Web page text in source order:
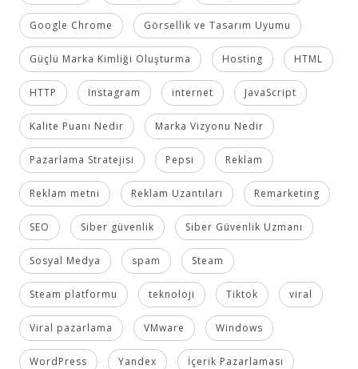
Google Chrome Görsellik ve Tasarım Uyumu
Güçlü Marka Kimliği Oluşturma Hosting HTML
HTTP Instagram internet JavaScript
Kalite Puanı Nedir Marka Vizyonu Nedir
Pazarlama Stratejisi Pepsi Reklam
Reklam metni Reklam Uzantıları Remarketing
SEO Siber güvenlik Siber Güvenlik Uzmanı
Sosyal Medya spam Steam
Steam platformu teknoloji Tiktok viral
Viral pazarlama VMware Windows
WordPress Yandex İçerik Pazarlaması